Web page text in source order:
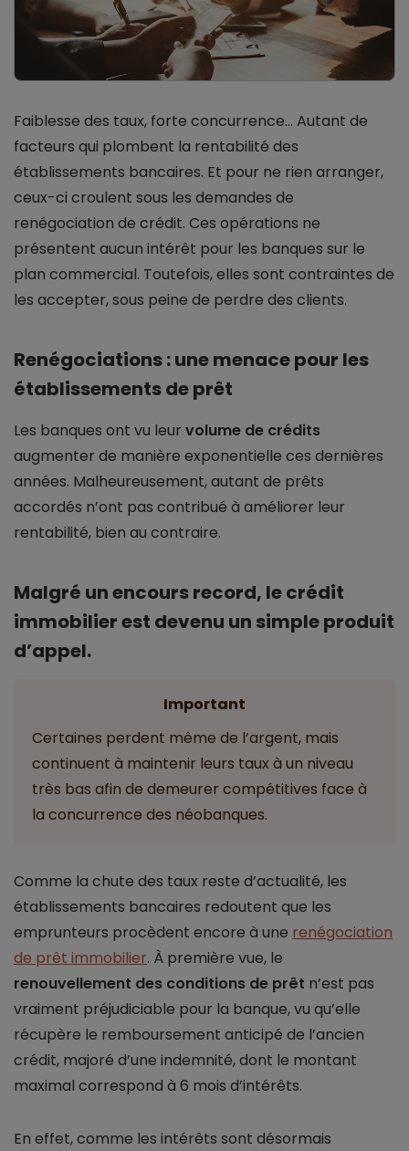
Faiblesse des taux, forte concurrence… Autant de
facteurs qui plombent la rentabilité des
établissements bancaires. Et pour ne rien arranger,
ceux-ci croulent sous les demandes de
renégociation de crédit. Ces opérations ne
présentent aucun intérêt pour les banques sur le
plan commercial. Toutefois, elles sont contraintes de
les accepter, sous peine de perdre des clients.
Renégociations : une menace pour les
établissements de prêt
Les banques ont vu leur volume de crédits
augmenter de manière exponentielle ces dernières
années. Malheureusement, autant de prêts
accordés n’ont pas contribué à améliorer leur
rentabilité, bien au contraire.
Malgré un encours record, le crédit
immobilier est devenu un simple produit
d’appel.
Important
Certaines perdent même de l’argent, mais
continuent à maintenir leurs taux à un niveau
très bas afin de demeurer compétitives face à
la concurrence des néobanques.
Comme la chute des taux reste d’actualité, les
établissements bancaires redoutent que les
emprunteurs procèdent encore à une renégociation
de prêt immobilier. À première vue, le
renouvellement des conditions de prêt n’est pas
vraiment préjudiciable pour la banque, vu qu’elle
récupère le remboursement anticipé de l’ancien
crédit, majoré d’une indemnité, dont le montant
maximal correspond à 6 mois d’intérêts.
En effet, comme les intérêts sont désormais